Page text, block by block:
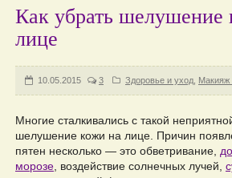
Как убрать шелушение
лице
10.05.2015 3 Здоровье и уход Макияж
Многие сталкивались с такой
шелушение кожи на лице. Причин
пятен несколько — это обветривание,
морозе , воздействие солнечных лучей,